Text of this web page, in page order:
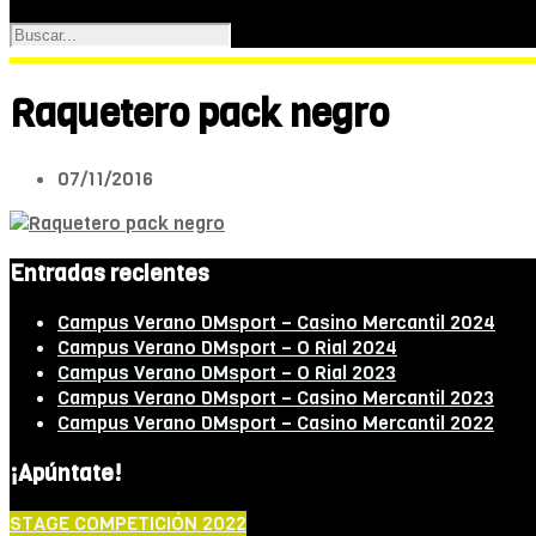
Raquetero pack negro
07/11/2016
Entradas recientes
Campus Verano DMsport – Casino Mercantil 2024
Campus Verano DMsport – O Rial 2024
Campus Verano DMsport – O Rial 2023
Campus Verano DMsport – Casino Mercantil 2023
Campus Verano DMsport – Casino Mercantil 2022
¡Apúntate!
STAGE COMPETICIÓN 2022